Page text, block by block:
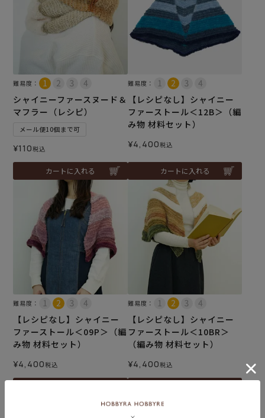
難易度：
シャイニーファースヌード＆
マフラー（レシピ）
メール便10個まで可
¥110税込
カートに入れる
難易度：
【レシピなし】シャイニー
ファーストール＜12B＞（編
み物 材料セット）
¥4,400税込
カートに入れる
難易度：
【レシピなし】シャイニー
ファーストール＜09P＞（編
み物 材料セット）
¥4,400税込
難易度：
【レシピなし】シャイニー
ファーストール＜10BR＞
（編み物 材料セット）
¥4,400税込